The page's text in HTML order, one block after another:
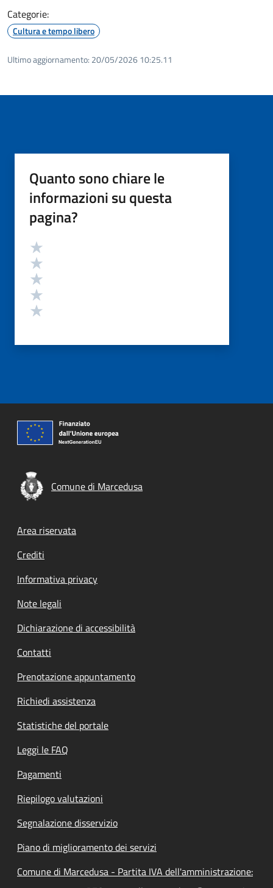
Categorie:
Cultura e tempo libero
Ultimo aggiornamento: 20/05/2026 10:25.11
Quanto sono chiare le
informazioni su questa
pagina?
Valutazione
Comune di Marcedusa
Footer menu
Area riservata
Crediti
Informativa privacy
Note legali
Dichiarazione di accessibilità
Contatti
Prenotazione appuntamento
Richiedi assistenza
Statistiche del portale
Leggi le FAQ
Pagamenti
Riepilogo valutazioni
Segnalazione disservizio
Piano di miglioramento dei servizi
Comune di Marcedusa - Partita IVA dell'amministrazione: